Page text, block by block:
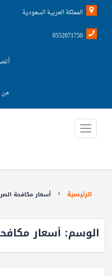
المملكة العربية السعودية
0552071750
الرئيسية أسعار مكافحة
الوسم: أسعار